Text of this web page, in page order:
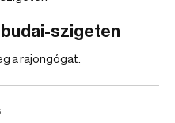
szigeten
a rajongógat.